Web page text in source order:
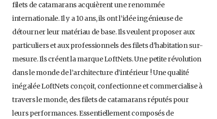
filets de catamarans acquièrent une renommée
internationale. Il y a 10 ans, ils ont l’idée ingénieuse de
détourner leur matériau de base. Ils veulent proposer aux
particuliers et aux professionnels des filets d’habitation sur-
mesure. Ils créent la marque LoftNets. Une petite révolution
dans le monde de l’architecture d’intérieur ! Une qualité
inégalée LoftNets conçoit, confectionne et commercialise à
travers le monde, des filets de catamarans réputés pour
leurs performances. Essentiellement composés de